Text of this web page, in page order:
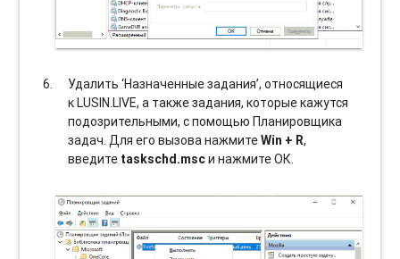
Удалить ‘Назначенные задания’, относящиеся
к LUSIN.LIVE, а также задания, которые кажутся
подозрительными, с помощью Планировщика
задач. Для его вызова нажмитеWin + R,
введите taskschd.mscи нажмите ОК.